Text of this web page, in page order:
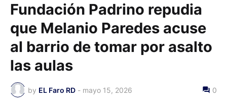
Fundación Padrino repudia
que Melanio Paredes acuse
al barrio de tomar por asalto
las aulas
by EL Faro RD - mayo 15, 2026 0